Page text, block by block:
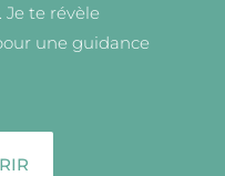
Je te révèle
une guidance